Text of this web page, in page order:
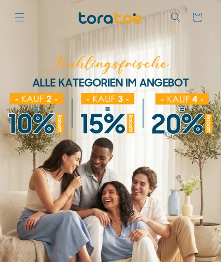
Inhalt
Warenkorb